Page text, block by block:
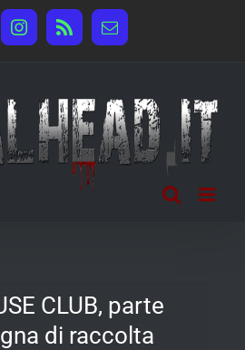
Instagram
Rss Email
CLUB, parte
di raccolta